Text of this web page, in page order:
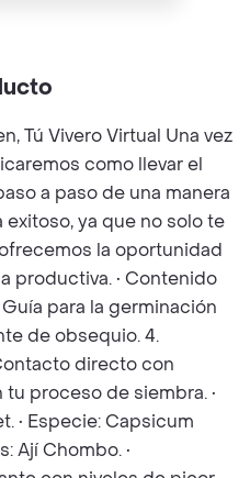
Tú Vivero Virtual Una vez
como llevar el
a paso de una manera
ya que no solo te
la oportunidad
productiva. • Contenido
para la germinación
de obsequio. 4.
directo con
proceso de siembra. •
• Especie: Capsicum
Ají Chombo. •